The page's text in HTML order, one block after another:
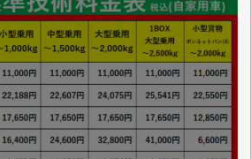
車検のコバック伊
イル交換、鈑金塗
目にわたりお客様
客様の笑顔を活力
舗を目指します。